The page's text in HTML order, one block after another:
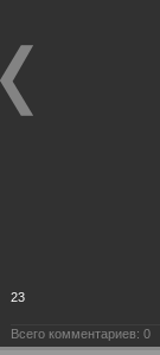
23
Всего комментариев: 0